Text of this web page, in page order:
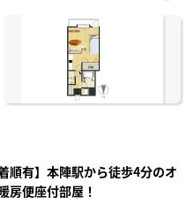
に入
順有】本陣駅から徒歩4分のオ
便座付部屋！